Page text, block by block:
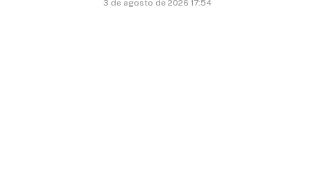
3 de agosto de 2026 17:54